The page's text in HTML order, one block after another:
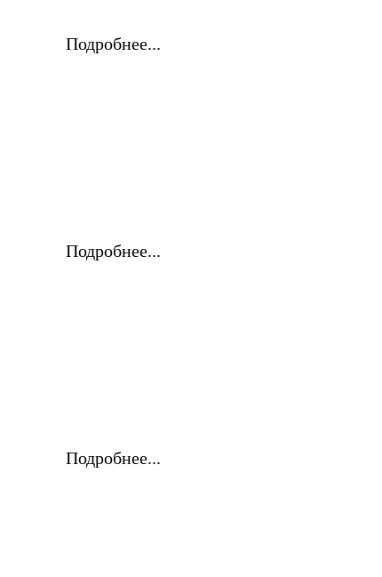
Подробнее...
Подробнее...
Подробнее...